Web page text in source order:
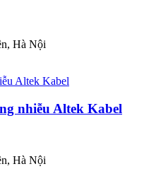
Hà Nội
nhiễu Altek Kabel
Hà Nội